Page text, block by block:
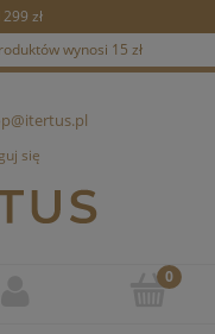
zł
wynosi 15 zł
się